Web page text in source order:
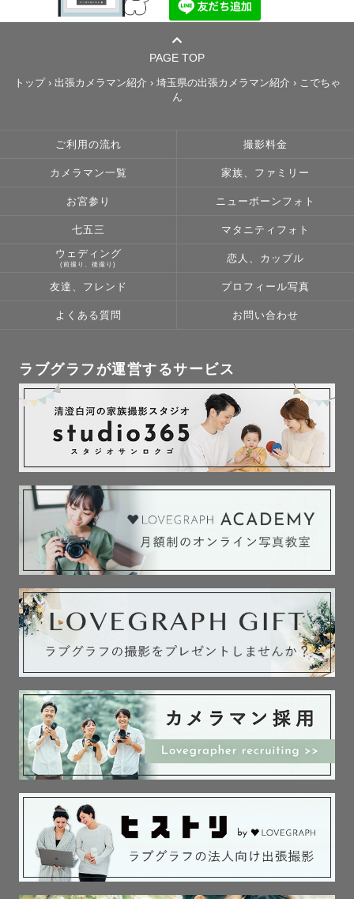
PAGE TOP
トップ› 出張カメラマン紹介 › 埼玉県の出張カメラマン紹介 › こでちゃ
ん
ご利用の流れ 撮影料金
カメラマン一覧 家族、ファミリー
お宮参り ニューボーンフォト
七五三 マタニティフォト
ウェディング
(前撮り、後撮り)
恋人、カップル
友達、フレンド プロフィール写真
よくある質問 お問い合わせ
ラブグラフが運営するサービス